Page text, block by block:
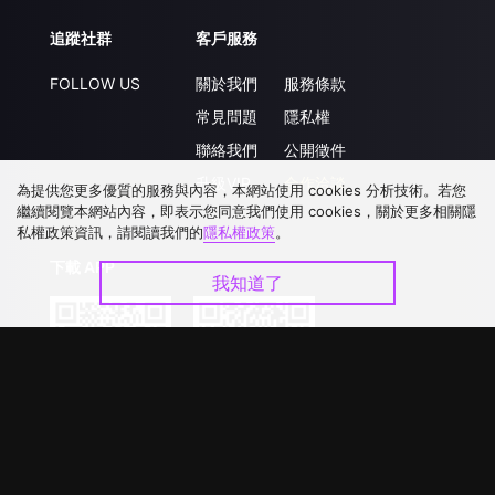
追蹤社群
FOLLOW US
客戶服務
關於我們
常見問題
聯絡我們
升級VIP
服務條款
隱私權
公開徵件
合作洽談
下載 APP
為提供您更多優質的服務與內容，本網站使用 cookies 分析技術。若您
繼續閱覽本網站內容，即表示您同意我們使用 cookies，關於更多相關隱
私權政策資訊，請閱讀我們的隱私權政策。
我知道了